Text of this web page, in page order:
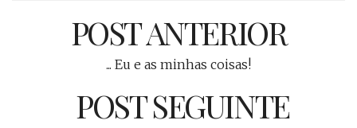
POST ANTERIOR
... Eu e as minhas coisas!
POST SEGUINTE